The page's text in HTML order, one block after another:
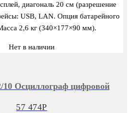
диагональ 20 см (разрешение
USB, LAN. Опция батарейного
2,6 кг (340×177×90 мм).
Нет в наличии
Осциллограф цифровой
57 474Р